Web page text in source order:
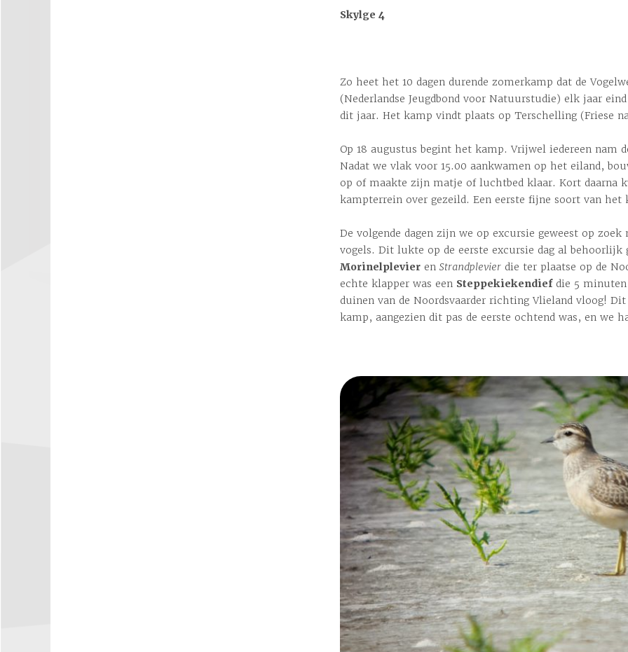
Skylge 4
Zo heet het 10 dagen durende zomerkamp dat de
(Nederlandse Jeugdbond voor Natuurstudie) elk jaar
dit jaar. Het kamp vindt plaats op Terschelling (Friese
Op 18 augustus begint het kamp. Vrijwel iedereen nam
Nadat we vlak voor 15.00 aankwamen op het eiland,
op of maakte zijn matje of luchtbed klaar. Kort daarna
kampterrein over gezeild. Een eerste fijne soort van het
De volgende dagen zijn we op excursie geweest op zoek
vogels. Dit lukte op de eerste excursie dag al behoorlijk
Morinelplevier enStrandplevier die ter plaatse op de
echte klapper was een Steppekiekendiefdie 5 minuten
duinen van de Noordsvaarder richting Vlieland vloog!
kamp, aangezien dit pas de eerste ochtend was, en we